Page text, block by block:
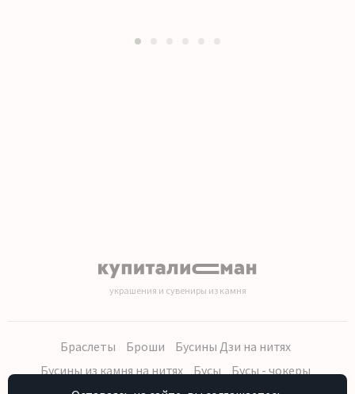
украшения и сувениры из камня
Браслеты Броши
Бусины Дзи на нитях
Бусины из камня на нитях
Бусы
Бусы - чокеры